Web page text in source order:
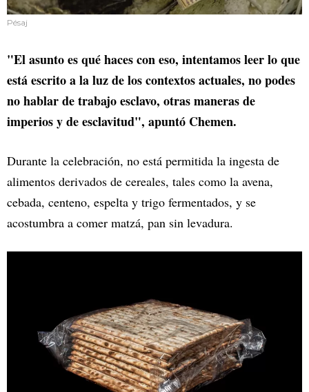
Pésaj
"El asunto es qué haces con eso, intentamos leer lo que
está escrito a la luz de los contextos actuales, no podes
no hablar de trabajo esclavo, otras maneras de
imperios y de esclavitud", apuntó Chemen.
Durante la celebración, no está permitida la ingesta de
alimentos derivados de cereales, tales como la avena,
cebada, centeno, espelta y trigo fermentados, y se
acostumbra a comer matzá, pan sin levadura.